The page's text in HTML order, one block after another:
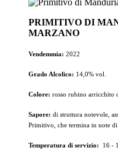
PRIMITIVO DI
MARZANO
Vendemmia: 2022
Grado Alcolico: 14,0% vol.
Colore: rosso rubino arricchito
Sapore: di struttura notevole,
Primitivo, che termina in note di
Temperatura di servizio: 16 -